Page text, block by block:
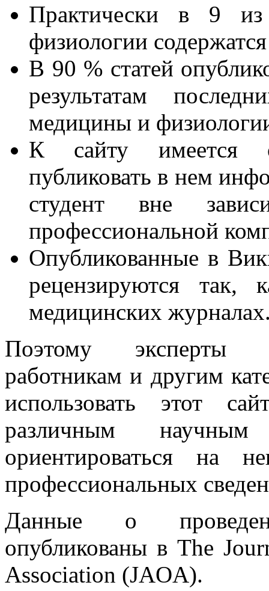
Практически в 9
физиологии
В 90 % статей
результатам
медицины и
К сайту имеется
публиковать в нем
студент вне
профессиональной
Опубликованные в
рецензируются
медицинских
Поэтому эксперты
работникам и другим
использовать этот
различным
ориентироваться на
профессиональных
Данные о
опубликованы в The
Association (JAOA).